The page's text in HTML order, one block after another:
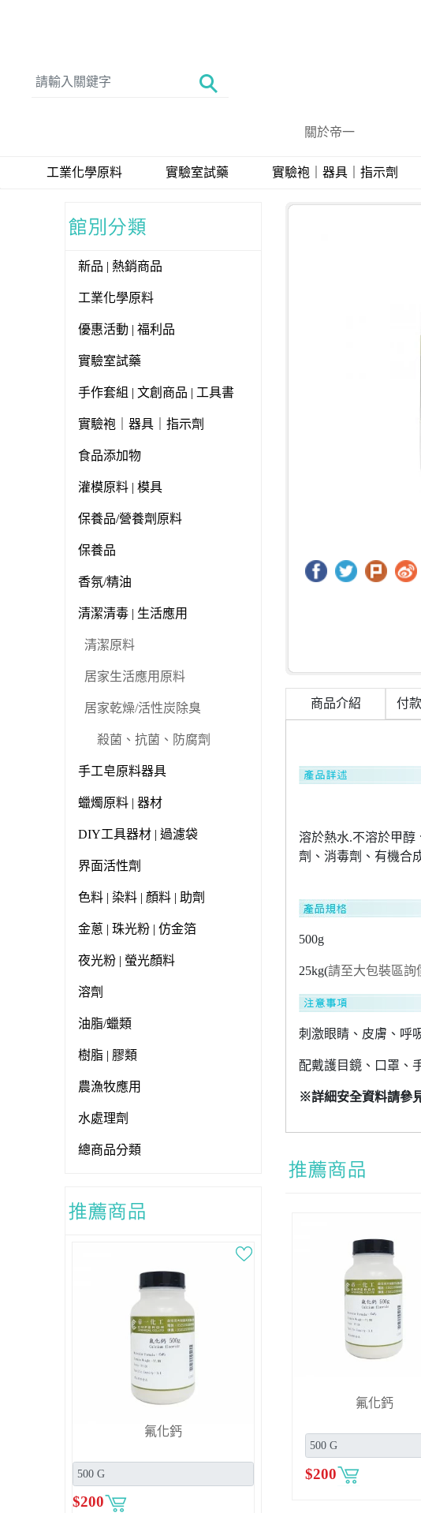
關於帝一
工業化學原料 實驗室試藥 實驗袍｜器具｜指示劑
新品 | 熱銷商品
工業化學原料
優惠活動 | 福利品
實驗室試藥
手作套組 | 文創商品 | 工具書
實驗袍｜器具｜指示劑
食品添加物
灌模原料 | 模具
保養品/營養劑原料
保養品
香氛/精油
清潔清毒 | 生活應用
清潔原料
居家生活應用原料
居家乾燥/活性炭除臭
殺菌、抗菌、防腐劑
手工皂原料器具
蠟燭原料 | 器材
DIY工具器材 | 過濾袋
界面活性劑
色料 | 染料 | 顏料 | 助劑
金蔥 | 珠光粉 | 仿金箔
夜光粉 | 螢光顏料
溶劑
油脂/蠟類
樹脂 | 膠類
農漁牧應用
水處理劑
總商品分類
氟化鈣
$200
商品介紹 付
溶於熱水.不溶於甲醇
劑、消毒劑、有機合
500g
25kg(請至大包裝區詢
刺激眼睛、皮膚、呼
配戴護目鏡、口罩、
※詳細安全資料請參
氟化鈣
$200